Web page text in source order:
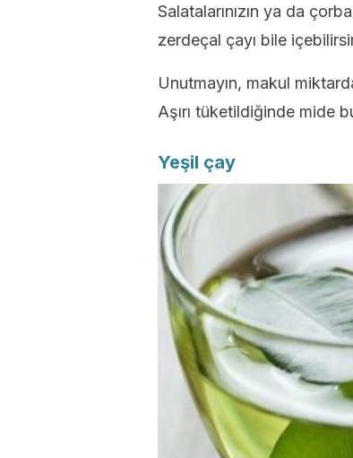
Salatalarınızın ya da
zerdeçal çayı bile
Unutmayın, makul
Aşırı tüketildiğinde mide
Yeşil çay